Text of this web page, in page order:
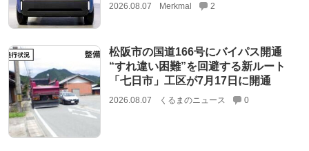
2026.08.07 Merkmal 2
松阪市の国道166号にバイパス開通
“すれ違い困難”を回避する新ルート
「七日市」工区が7月17日に開通
2026.08.07 くるまのニュース 0